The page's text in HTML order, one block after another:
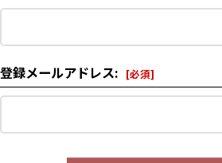
登録メールアドレス: [必須]